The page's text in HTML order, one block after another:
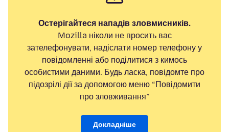
Остерігайтеся нападів зловмисників.
Mozilla ніколи не просить вас
зателефонувати, надіслати номер телефону у
повідомленні або поділитися з кимось
особистими даними. Будь ласка, повідомте про
підозрілі дії за допомогою меню “Повідомити
про зловживання”
Докладніше